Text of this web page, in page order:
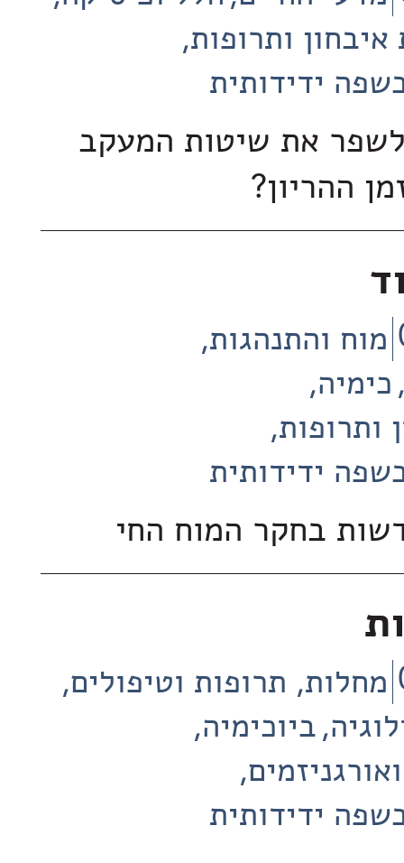
ותרופות
ידידותית
את שיטות המעקב
ההריון?
מוח והתנהגות
כימיה
ותרופות
ידידותית
בחקר המוח החי
מחלות, תרופות וטיפולים
ביוכימיה
ידידותית